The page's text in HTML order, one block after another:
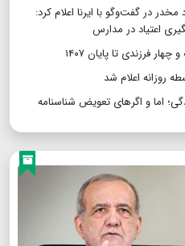
در گفت‌وگو با ایرنا اعلام کرد:
فرزندی تا پایان ۱۴۰۷
روزانه اعلام شد
اما و اگرهای تعویض شناسنامه